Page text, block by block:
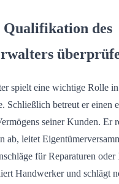
des
spielt eine wichtige Rolle
Schließlich betreut er einen
seiner Kunden. Er
ab, leitet
für Reparaturen oder
Handwerker und schlägt